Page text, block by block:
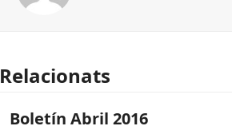
Relacionats
Boletín Abril 2016